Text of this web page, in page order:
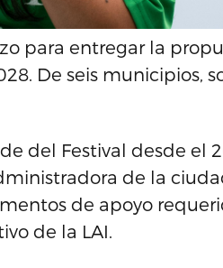
para entregar la
De seis municipios,
del Festival desde el
de la
de apoyo
de la LAI.